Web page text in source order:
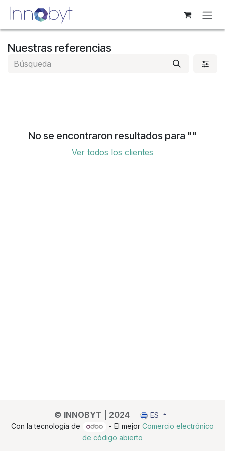
Ir al contenido
Nuestras referencias
No se encontraron resultados para ""
Ver todos los clientes
© INNOBYT | 2024
ES
Con la tecnología de
- El mejor Comercio electrónico
de código abierto